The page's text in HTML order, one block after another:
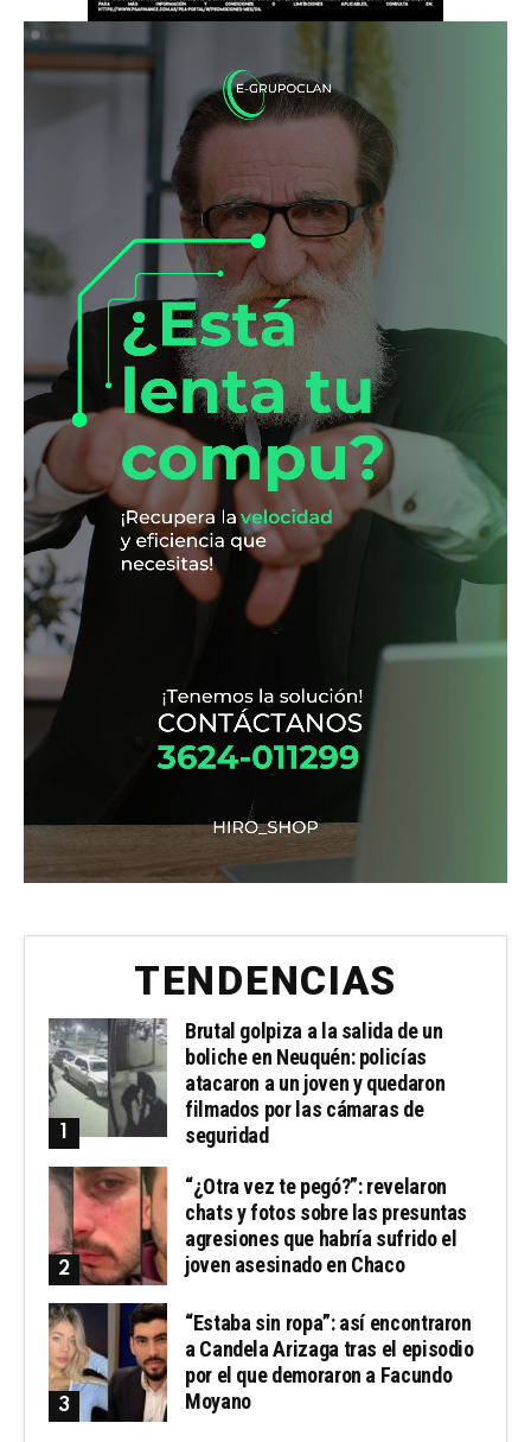
TENDENCIAS
Brutal golpiza a la salida de un
boliche en Neuquén: policías
atacaron a un joven y quedaron
filmados por las cámaras de
seguridad
“¿Otra vez te pegó?”: revelaron
chats y fotos sobre las presuntas
agresiones que habría sufrido el
joven asesinado en Chaco
“Estaba sin ropa”: así encontraron
a Candela Arizaga tras el episodio
por el que demoraron a Facundo
Moyano